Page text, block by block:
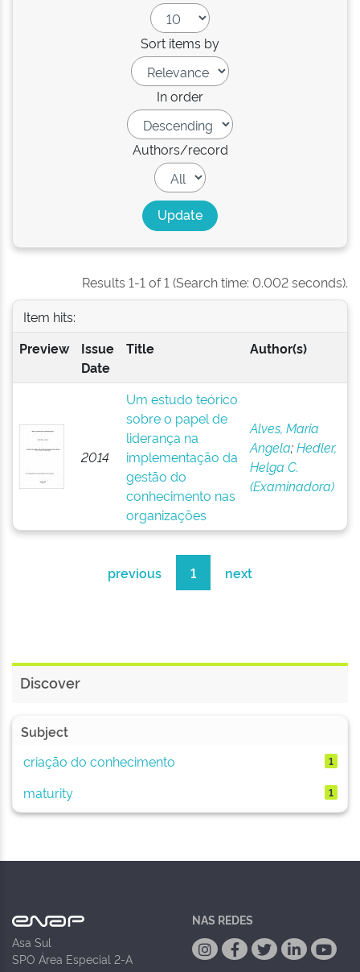
Sort items by
In order
Authors/record
Results 1-1 of 1 (Search time: 0.002 seconds).
Item hits:
Preview
Issue
Date
Title Author(s)
2014
Um estudo teórico
sobre o papel de
liderança na
implementação da
gestão do
conhecimento nas
organizações
Alves, Maria
Angela;Hedler,
Helga C.
(Examinadora)
previous 1 next
Discover
Subject
criação do conhecimento
1
maturity 1
Asa Sul
SPO Área Especial 2-A
NAS REDES